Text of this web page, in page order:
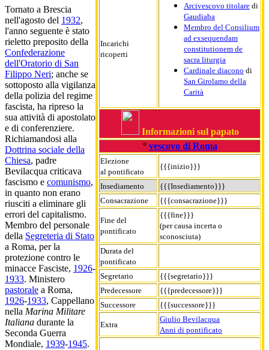
Incarichi
ricoperti
Arcivescovo titolare di
Gaudiaba
Membro del Consilium
ad exsequendam
constitutionem de
sacra liturgia
Cardinale diacono di
San Girolamo della
Carità
Informazioni sul papato
° vescovo di Roma
Elezione
al pontificato
{{{inizio}}}
Insediamento
{{{Insediamento}}}
Consacrazione
{{{consacrazione}}}
Fine del
pontificato
{{{fine}}}
(per causa incerta o
sconosciuta)
Durata del
pontificato
Segretario
{{{segretario}}}
Predecessore
{{{predecessore}}}
Successore
{{{successore}}}
Extra
Giulio Bevilacqua
Anni di pontificato
Tornato a Brescia
nell'agosto del 1932,
l'anno seguente è stato
rieletto preposito della
Confederazione
dell'Oratorio di San
Filippo Neri; anche se
sottoposto alla vigilanza
della polizia del regime
fascista, ha ripreso la
sua attività di apostolato
e di conferenziere.
Richiamandosi alla
Dottrina sociale della
Chiesa, padre
Bevilacqua criticava
fascismo e comunismo,
in quanto non erano
riusciti a eliminare gli
errori del capitalismo.
Membro del personale
della Segreteria di Stato
a Roma, per la
protezione contro le
minacce Fasciste, 1926-
1933. Ministero
pastorale a Roma,
1926-1933, Cappellano
nella Marina Militare
Italiana durante la
Seconda Guerra
Mondiale, 1939-1945.